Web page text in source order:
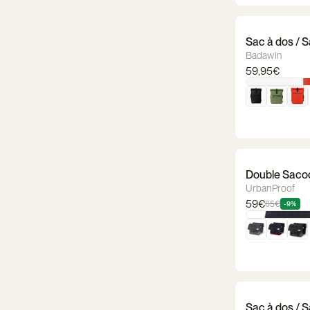
Sac à dos /
Badawin
59,95€
Double
UrbanProof
59€65€ -9%